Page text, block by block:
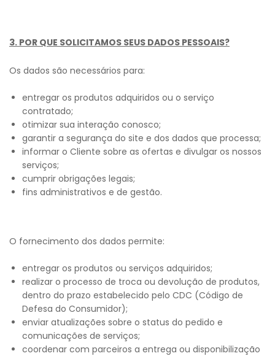
3. POR QUE SOLICITAMOS SEUS DADOS PESSOAIS?
Os dados são necessários para:
entregar os produtos adquiridos ou o serviço
contratado;
otimizar sua interação conosco;
garantir a segurança do site e dos dados que processa;
informar o Cliente sobre as ofertas e divulgar os nossos
serviços;
cumprir obrigações legais;
fins administrativos e de gestão.
O fornecimento dos dados permite:
entregar os produtos ou serviços adquiridos;
realizar o processo de troca ou devolução de produtos,
dentro do prazo estabelecido pelo CDC (Código de
Defesa do Consumidor);
enviar atualizações sobre o status do pedido e
comunicações de serviços;
coordenar com parceiros a entrega ou disponibilização